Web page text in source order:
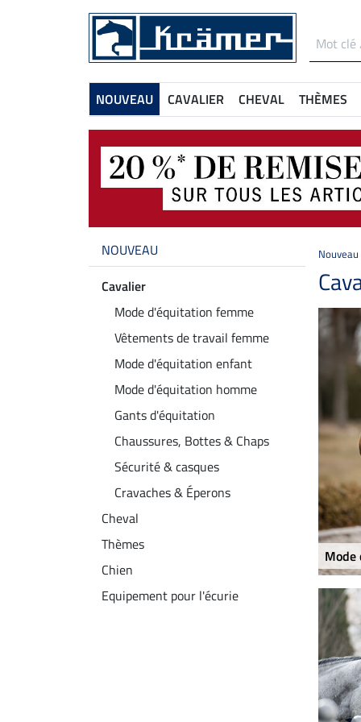
NOUVEAU CAVALIER CHEVAL THÈMES
NOUVEAU
Cavalier
Mode d'équitation femme
Vêtements de travail femme
Mode d'équitation enfant
Mode d'équitation homme
Gants d'équitation
Chaussures, Bottes & Chaps
Sécurité & casques
Cravaches & Éperons
Cheval
Thèmes
Chien
Equipement pour l'écurie
Nouveau